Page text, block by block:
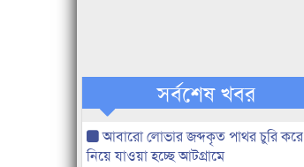
সর্বশেষ খবর
আবারো লোভার জব্দকৃত পাথর চুরি করে
নিয়ে যাওয়া হচ্ছে আটগ্রামে